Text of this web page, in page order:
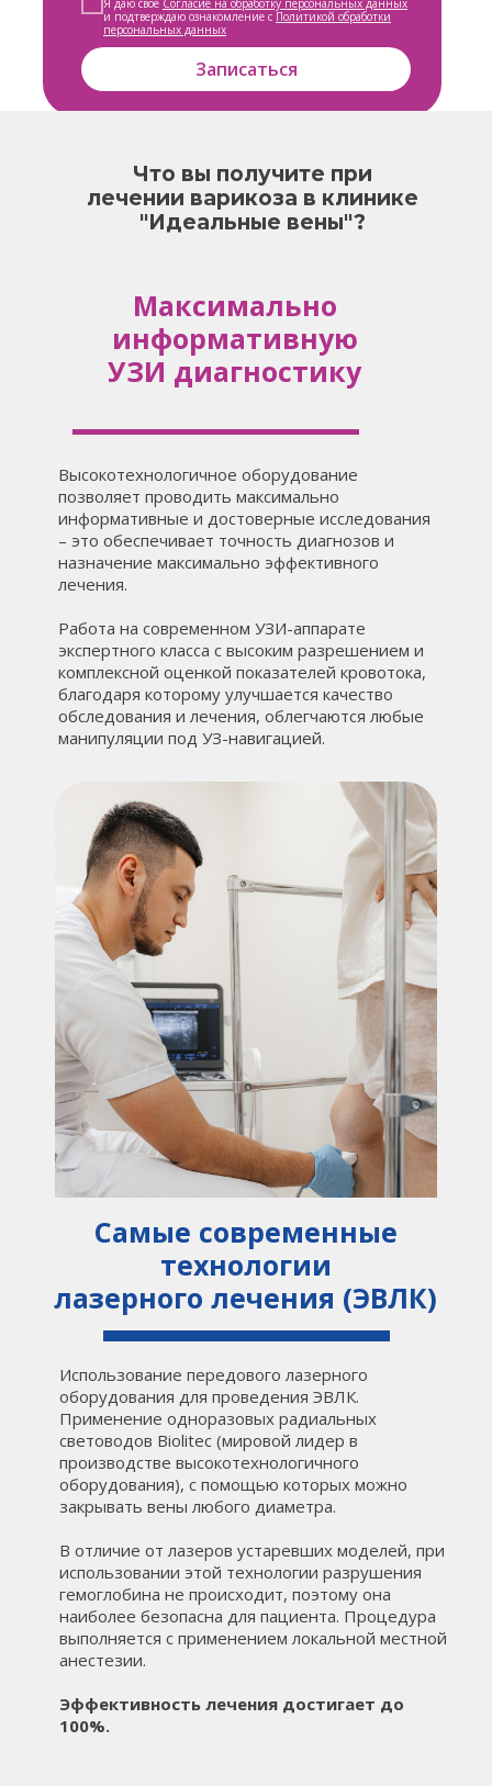
Я даю свое Согласие на обработку персональных данных
и подтверждаю ознакомление с Политикой обработки
персональных данных
Записаться
Что вы получите при
лечении варикоза в клинике
"Идеальные вены"?
Максимально
информативную
УЗИ диагностику
Высокотехнологичное оборудование
позволяет проводить максимально
информативные и достоверные исследования
– это обеспечивает точность диагнозов и
назначение максимально эффективного
лечения.
Работа на современном УЗИ-аппарате
экспертного класса с высоким разрешением и
комплексной оценкой показателей кровотока,
благодаря которому улучшается качество
обследования и лечения, облегчаются любые
манипуляции под УЗ-навигацией.
Самые современные
технологии
лазерного лечения (ЭВЛК)
Использование передового лазерного
оборудования для проведения ЭВЛК.
Применение одноразовых радиальных
световодов Biolitec (мировой лидер в
производстве высокотехнологичного
оборудования), с помощью которых можно
закрывать вены любого диаметра.
В отличие от лазеров устаревших моделей, при
использовании этой технологии разрушения
гемоглобина не происходит, поэтому она
наиболее безопасна для пациента. Процедура
выполняется с применением локальной местной
анестезии.
Эффективность лечения достигает до
100%.